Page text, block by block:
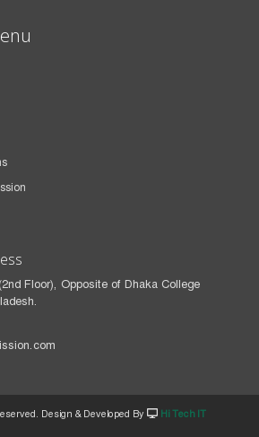
Floor), Opposite of Dhaka College
Design & Developed By Hi Tech IT